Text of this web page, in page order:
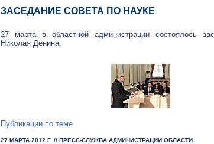
ЗАСЕДАНИЕ СОВЕТА ПО НАУКЕ
27 марта в областной администрации состоялось
Николая Денина.
Публикации по теме
27 МАРТА 2012 Г. // ПРЕСС-СЛУЖБА АДМИНИСТРАЦИИ ОБЛАСТИ